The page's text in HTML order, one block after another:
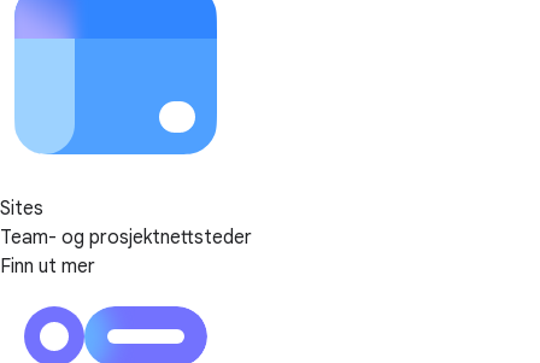
Sites
Team- og prosjektnettsteder
Finn ut mer